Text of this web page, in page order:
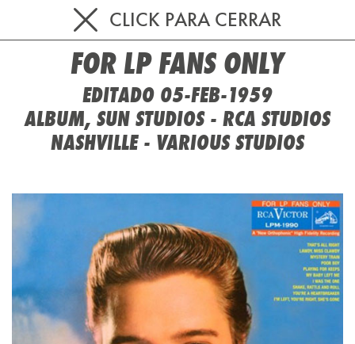
CLICK PARA CERRAR
FOR LP FANS ONLY
EDITADO 05-FEB-1959
ALBUM, SUN STUDIOS - RCA STUDIOS
NASHVILLE - VARIOUS STUDIOS